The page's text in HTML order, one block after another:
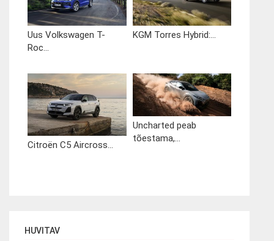
Uus Volkswagen T-
Roc...
KGM Torres Hybrid:...
Citroën C5 Aircross...
Uncharted peab
tõestama,...
HUVITAV